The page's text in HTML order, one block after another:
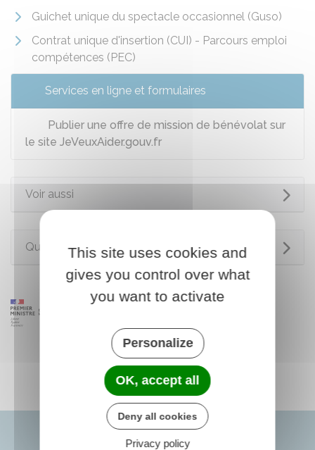
Guichet unique du spectacle occasionnel (Guso)
Contrat unique d'insertion (CUI) - Parcours emploi
compétences (PEC)
Services en ligne et formulaires
Publier une offre de mission de bénévolat sur
le site JeVeuxAider.gouv.fr
Voir aussi
Questions ? Réponses !
This site uses cookies and
gives you control over what
you want to activate
Personalize
OK, accept all
Deny all cookies
Privacy policy